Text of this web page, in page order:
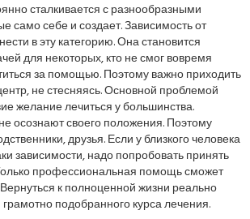
сталкивается с разнообразными
само себе и создает. Зависимость от
в эту категорию. Она становится
для некоторых, кто не смог вовремя
за помощью. Поэтому важно приходить
не стесняясь. Основной проблемой
желание лечиться у большинства.
осознают своего положения. Поэтому
друзья. Если у близкого человека
зависимости, надо попробовать принять
профессиональная помощь сможет
к полноценной жизни реально
подобранного курса лечения.